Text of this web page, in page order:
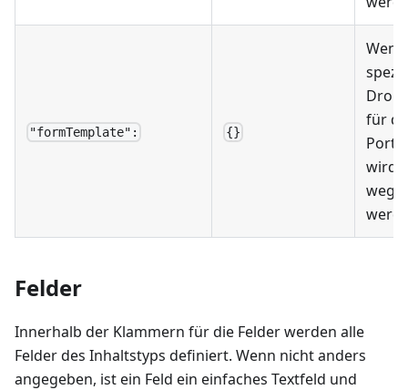
"formTemplate": {}
für
wird,
Felder
Innerhalb der Klammern für die Felder werden alle
Felder des Inhaltstyps definiert. Wenn nicht anders
angegeben, ist ein Feld ein einfaches Textfeld und